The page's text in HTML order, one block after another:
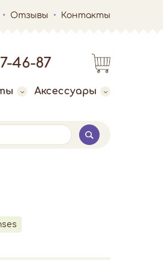
Отзывы Контакты
46-87
Аксессуары